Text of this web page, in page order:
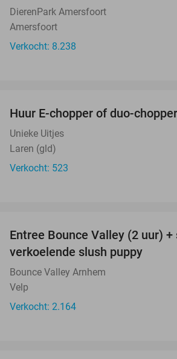
DierenPark Amersfoort
Amersfoort
Verkocht: 8.238
Huur E-chopper of duo-
Unieke Uitjes
Laren (gld)
Verkocht: 523
Entree Bounce Valley (2 uur) +
verkoelende slush puppy
Bounce Valley Arnhem
Velp
Verkocht: 2.164